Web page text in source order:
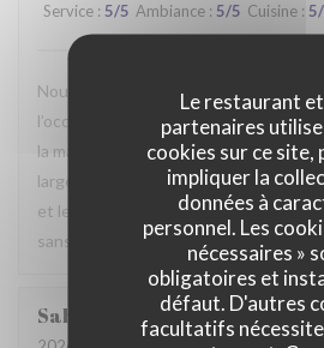
Le restaurant
partenaires
cookies sur ce site,
impliquer la
données à
personnel. Les
nécessaires »
obligatoires et
défaut. D'autres
facultatifs
Service : 5/5 Ambiance : 5/5 Cuisine : 5
Nous avons passé un agréable
l’occasion, pour certains d’entre
la manière la plus authentique qui soit.
largement à la hauteur de nos
et le personnel particulièrement
sans hésiter que nous reviendrons.
Sabrina